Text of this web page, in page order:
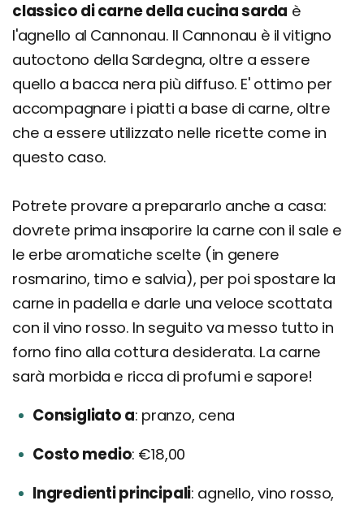
classico di carne della cucina sarda è
l'agnello al Cannonau. Il Cannonau è il vitigno
autoctono della Sardegna, oltre a essere
quello a bacca nera più diffuso. E' ottimo per
accompagnare i piatti a base di carne, oltre
che a essere utilizzato nelle ricette come in
questo caso.
Potrete provare a prepararlo anche a casa:
dovrete prima insaporire la carne con il sale e
le erbe aromatiche scelte (in genere
rosmarino, timo e salvia), per poi spostare la
carne in padella e darle una veloce scottata
con il vino rosso. In seguito va messo tutto in
forno fino alla cottura desiderata. La carne
sarà morbida e ricca di profumi e sapore!
Consigliato a pranzo, cena
Costo medio €18,00
Ingredienti principali agnello, vino rosso,